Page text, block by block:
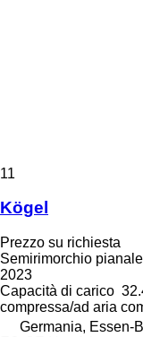
11
Kögel
Prezzo su richiesta
Semirimorchio pianale
2023
Capacità di carico
compressa/ad aria
Germania, Essen-